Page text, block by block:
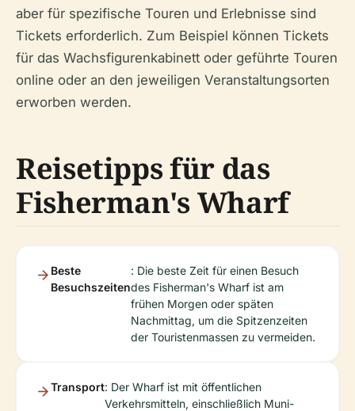
aber für spezifische Touren und Erlebnisse sind
Tickets erforderlich. Zum Beispiel können Tickets
für das Wachsfigurenkabinett oder geführte Touren
online oder an den jeweiligen Veranstaltungsorten
erworben werden.
Reisetipps für das
Fisherman's Wharf
Beste
Besuchszeiten
: Die beste Zeit für einen Besuch
des Fisherman's Wharf ist am
frühen Morgen oder späten
Nachmittag, um die Spitzenzeiten
der Touristenmassen zu vermeiden.
Transport: Der Wharf ist mit öffentlichen
Verkehrsmitteln, einschließlich Muni-